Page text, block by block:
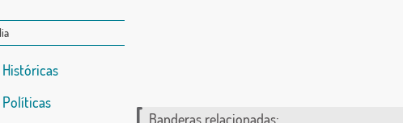
Políticas
Banderas relacionadas: